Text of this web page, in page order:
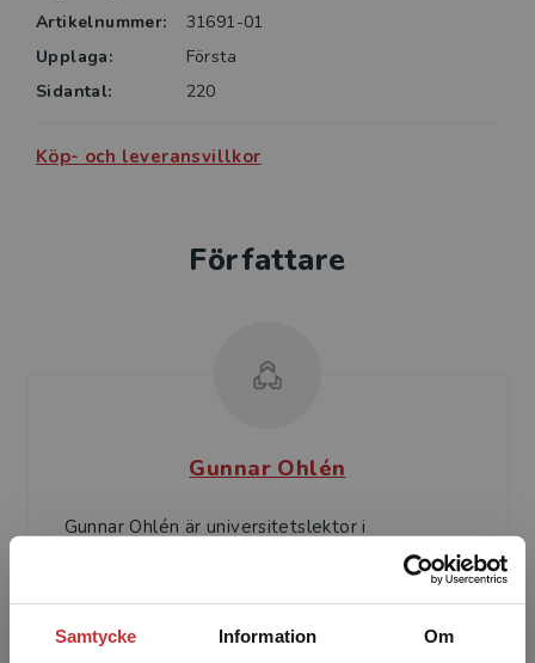
Samtycke Information Om
Artikelnummer:
31691-01
Upplaga:
Första
Sidantal:
220
Köp- och leveransvillkor
Författare
Gunnar Ohlén
Gunnar Ohlén är universitetslektor i
matematisk fysik vid Lunds Tekniska Högskola.
Han har forskat inom teoretisk kärnfysik och